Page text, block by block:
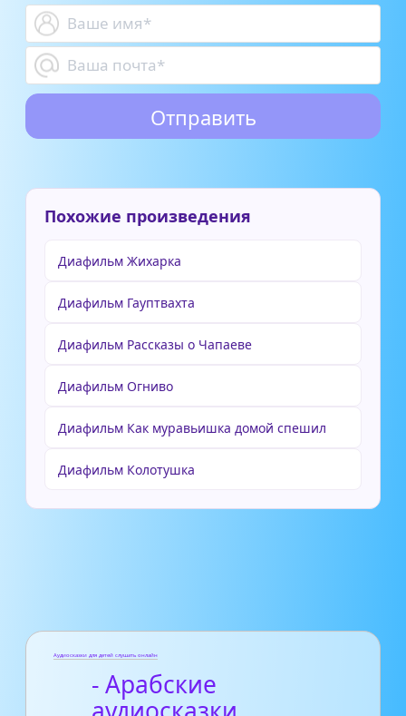
Похожие произведения
Диафильм Жихарка
Диафильм Гауптвахта
Диафильм Рассказы о Чапаеве
Диафильм Огниво
Диафильм Как муравьишка домой спешил
Диафильм Колотушка
Аудиосказки для детей слушать онлайн
- Арабские